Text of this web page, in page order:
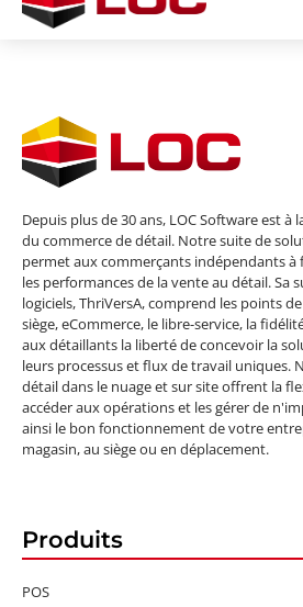
Depuis plus de 30 ans, LOC Software est
du commerce de détail. Notre suite de
permet aux commerçants indépendants
les performances de la vente au détail. Sa
logiciels, ThriVersA, comprend les points
siège, eCommerce, le libre-service, la
aux détaillants la liberté de concevoir la
leurs processus et flux de travail uniques.
détail dans le nuage et sur site offrent la
accéder aux opérations et les gérer de
ainsi le bon fonctionnement de votre
magasin, au siège ou en déplacement.
Produits
POS